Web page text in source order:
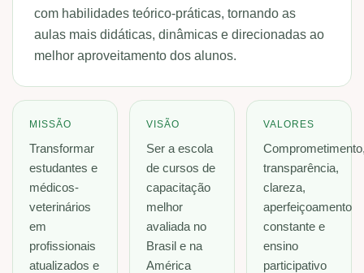
com habilidades teórico-práticas, tornando as
aulas mais didáticas, dinâmicas e direcionadas ao
melhor aproveitamento dos alunos.
MISSÃO
Transformar
estudantes e
médicos-
veterinários
em
profissionais
atualizados e
VISÃO
Ser a escola
de cursos de
capacitação
melhor
avaliada no
Brasil e na
América
VALORES
transparência,
clareza,
aperfeiçoamento
constante e
ensino
participativo